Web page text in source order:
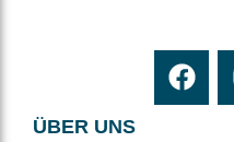
ÜBER UNS